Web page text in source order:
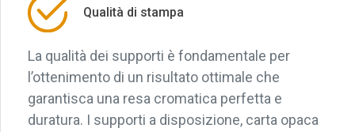
Qualità di stampa
La qualità dei supporti è fondamentale per
l’ottenimento di un risultato ottimale che
garantisca una resa cromatica perfetta e
duratura. I supporti a disposizione, carta opaca